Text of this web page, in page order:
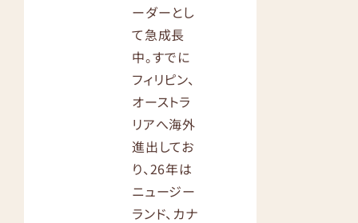
ーダーとし
て急成長
中。すでに
フィリピン、
オーストラ
リアへ海外
進出してお
り、26年は
ニュージー
ランド、カナ